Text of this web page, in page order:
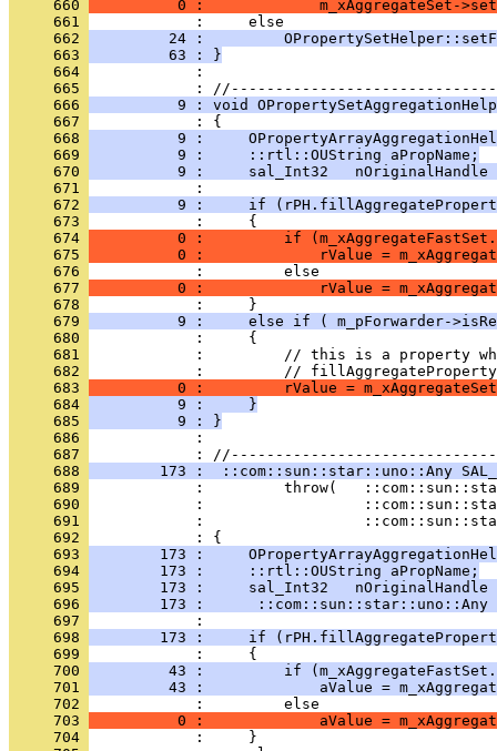
     660
0 :             m_xAggregateSet-
     661
     662
24 :
     663
         63 : }
     664
            :
     665
     666
9 : void
     667
     668
9 :
     669
          9 :     ::rtl::OUString aPropName;
     670
9 :     sal_Int32   nOriginalHandle
     671
     672
9 :     if
     673
     674
0 :         if
     675
0 :             rValue =
     676
     677
0 :             rValue =
     678
     679
9 :     else if ( m_pForwarder-
     680
     681
     682
     683
0 :         rValue =
     684
          9 :     }
     685
          9 : }
     686
            :
     687
     688
173 :  ::com::sun::star::uno::Any
     689
     690
     691
     692
     693
173 :
     694
        173 :     ::rtl::OUString aPropName;
     695
173 :     sal_Int32   nOriginalHandle
     696
173 :      ::com::sun::star::uno::Any
     697
     698
173 :     if
     699
     700
43 :         if
     701
43 :             aValue =
     702
     703
0 :             aValue =
     704